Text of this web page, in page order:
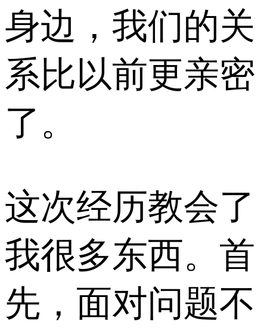
身边，我们的关
系比以前更亲密
了。
这次经历教会了
我很多东西。首
先，面对问题不